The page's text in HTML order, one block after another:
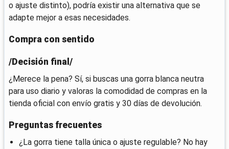
o ajuste distinto), podría existir una alternativa que se
adapte mejor a esas necesidades.
Compra con sentido
/Decisión final/
¿Merece la pena? Sí, si buscas una gorra blanca neutra
para uso diario y valoras la comodidad de compras en la
tienda oficial con envío gratis y 30 días de devolución.
Preguntas frecuentes
¿La gorra tiene talla única o ajuste regulable? No hay